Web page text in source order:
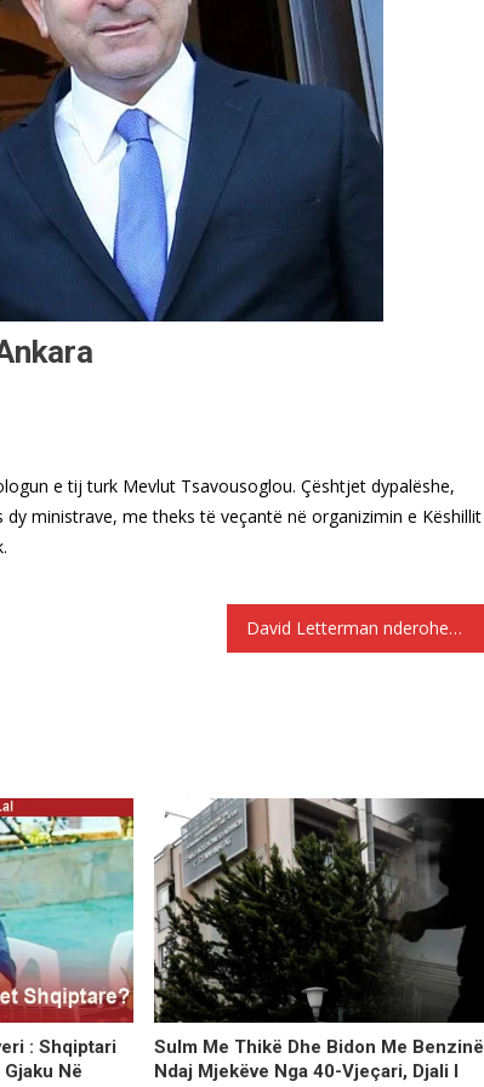
e tij turk Mevlut Tsavousoglou. Çështjet dypalëshe,
ministrave, me theks të veçantë në organizimin e Këshillit
David Letterman nderohet për kontributin e tij në kulturën amerikane
: Shqiptari
Në
Sulm Me Thikë Dhe Bidon Me Benzinë
​​ndaj Mjekëve Nga 40-Vjeçari, Djali I